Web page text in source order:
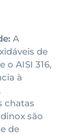
A
de
o AISI 316,
à
chatas
são
de